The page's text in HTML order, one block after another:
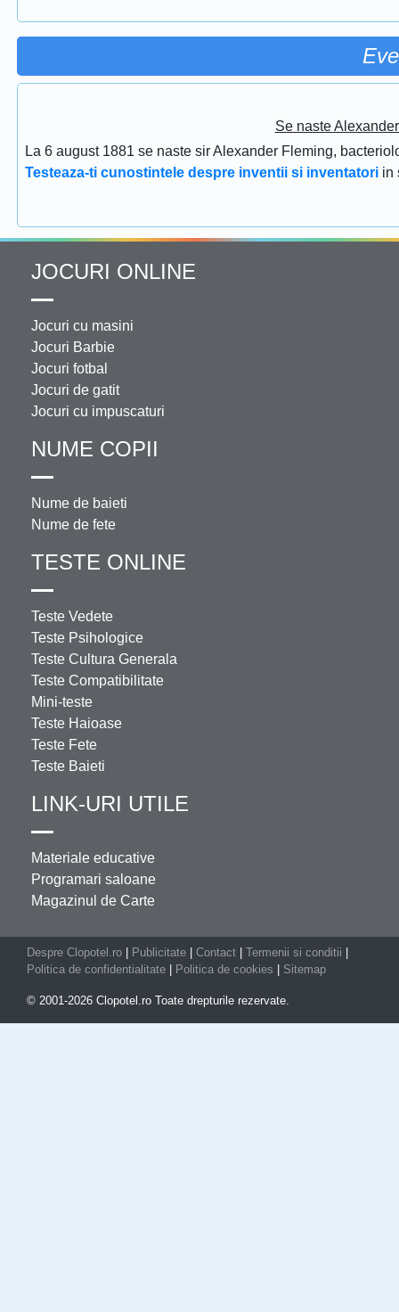
Se naste
La 6 august 1881 se naste sir Alexander Fleming,
Testeaza-ti cunostintele despre inventii si inventatori in
JOCURI ONLINE
Jocuri cu masini
Jocuri Barbie
Jocuri fotbal
Jocuri de gatit
Jocuri cu impuscaturi
NUME COPII
Nume de baieti
Nume de fete
TESTE ONLINE
Teste Vedete
Teste Psihologice
Teste Cultura Generala
Teste Compatibilitate
Mini-teste
Teste Haioase
Teste Fete
Teste Baieti
LINK-URI UTILE
Materiale educative
Programari saloane
Magazinul de Carte
Despre Clopotel.ro Publicitate Contact Termenii si conditii
Politica de confidentialitate
Politica de cookies Sitemap
© 2001-2026 Clopotel.ro Toate drepturile rezervate.